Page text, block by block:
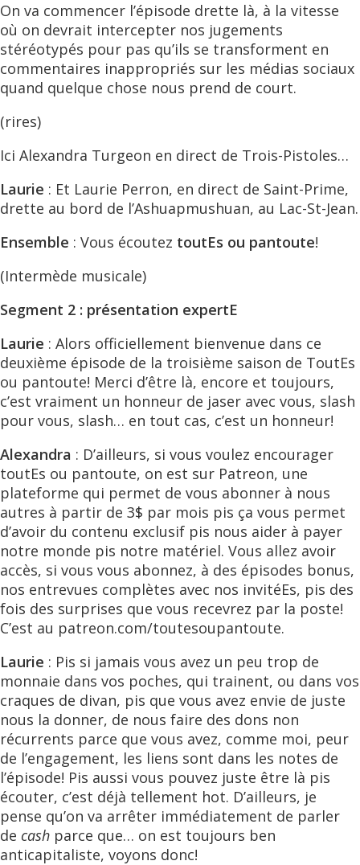
On va commencer l’épisode drette là, à la vitesse
où on devrait intercepter nos jugements
stéréotypés pour pas qu’ils se transforment en
commentaires inappropriés sur les médias sociaux
quand quelque chose nous prend de court.
(rires)
Ici Alexandra Turgeon en direct de Trois-Pistoles…
Laurie : Et Laurie Perron, en direct de Saint-Prime,
drette au bord de l’Ashuapmushuan, au Lac-St-Jean.
Ensemble : Vous écoutez toutEs ou pantoute!
(Intermède musicale)
Segment 2 : présentation expertE
Laurie : Alors officiellement bienvenue dans ce
deuxième épisode de la troisième saison de ToutEs
ou pantoute! Merci d’être là, encore et toujours,
c’est vraiment un honneur de jaser avec vous, slash
pour vous, slash… en tout cas, c’est un honneur!
Alexandra : D’ailleurs, si vous voulez encourager
toutEs ou pantoute, on est sur Patreon, une
plateforme qui permet de vous abonner à nous
autres à partir de 3$ par mois pis ça vous permet
d’avoir du contenu exclusif pis nous aider à payer
notre monde pis notre matériel. Vous allez avoir
accès, si vous vous abonnez, à des épisodes bonus,
nos entrevues complètes avec nos invitéEs, pis des
fois des surprises que vous recevrez par la poste!
C’est au patreon.com/toutesoupantoute.
Laurie : Pis si jamais vous avez un peu trop de
monnaie dans vos poches, qui trainent, ou dans vos
craques de divan, pis que vous avez envie de juste
nous la donner, de nous faire des dons non
récurrents parce que vous avez, comme moi, peur
de l’engagement, les liens sont dans les notes de
l’épisode! Pis aussi vous pouvez juste être là pis
écouter, c’est déjà tellement hot. D’ailleurs, je
pense qu’on va arrêter immédiatement de parler
de cash parce que… on est toujours ben
anticapitaliste, voyons donc!